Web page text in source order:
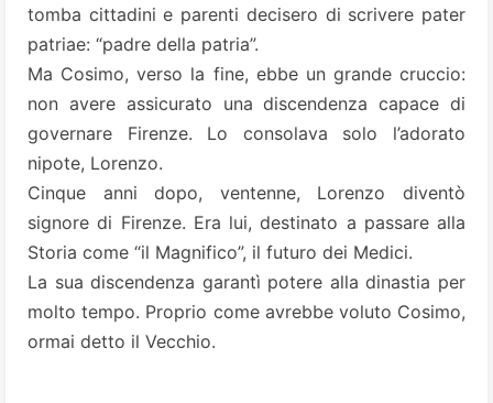
tomba cittadini e parenti decisero di scrivere pater
patriae: “padre della patria”.
Ma Cosimo, verso la fine, ebbe un grande cruccio:
non avere assicurato una discendenza capace di
governare Firenze. Lo consolava solo l’adorato
nipote, Lorenzo.
Cinque anni dopo, ventenne, Lorenzo diventò
signore di Firenze. Era lui, destinato a passare alla
Storia come “il Magnifico”, il futuro dei Medici.
La sua discendenza garantì potere alla dinastia per
molto tempo. Proprio come avrebbe voluto Cosimo,
ormai detto il Vecchio.